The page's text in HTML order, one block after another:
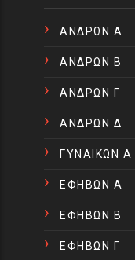
ΑΝΔΡΩΝ Α
ΑΝΔΡΩΝ Β
ΑΝΔΡΩΝ Γ
ΑΝΔΡΩΝ Δ
ΓΥΝΑΙΚΩΝ Α
ΕΦΗΒΩΝ Α
ΕΦΗΒΩΝ Β
ΕΦΗΒΩΝ Γ